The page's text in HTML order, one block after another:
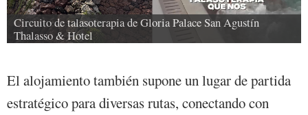
Circuito de talasoterapia de Gloria Palace San Agustín
Thalasso & Hotel
El alojamiento también supone un lugar de partida
estratégico para diversas rutas, conectando con